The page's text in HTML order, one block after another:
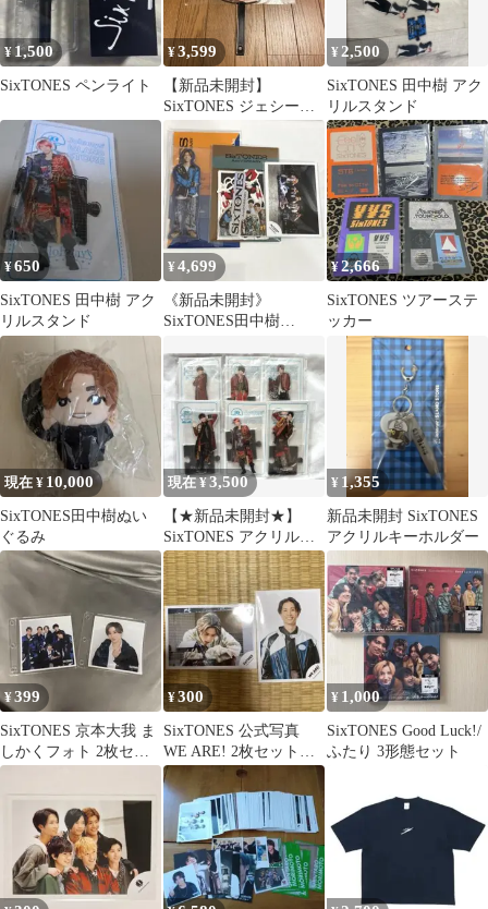
¥ 1,500
SixTONES ペンライト
¥3,599
【新品未開封】
SixTONES ジェシー
MILESixTONES うちわ
¥2,500
SixTONES 田中樹 アク
リルスタンド
¥650
SixTONES 田中樹 アク
リルスタンド
¥4,699
《新品未開封》
SixTONES田中樹
テッカー
¥2,666
SixTONES ツアーステ
ッカー
現在 ¥ 10,000
SixTONES田中樹ぬい
ぐるみ
現在 ¥3,500
【★新品未開封★】
SixTONES アクリルス
タンド 全員 コンプリー
トセット
¥ 1,355
新品未開封 SixTONES
アクリルキーホルダー
¥399
SixTONES 京本大我 ま
しかくフォト 2枚セッ
ト
¥300
SixTONES 公式写真
WE ARE! 2枚セット
田中樹
¥ 1,000
SixTONES Good Luck!/
ふたり 3形態セット